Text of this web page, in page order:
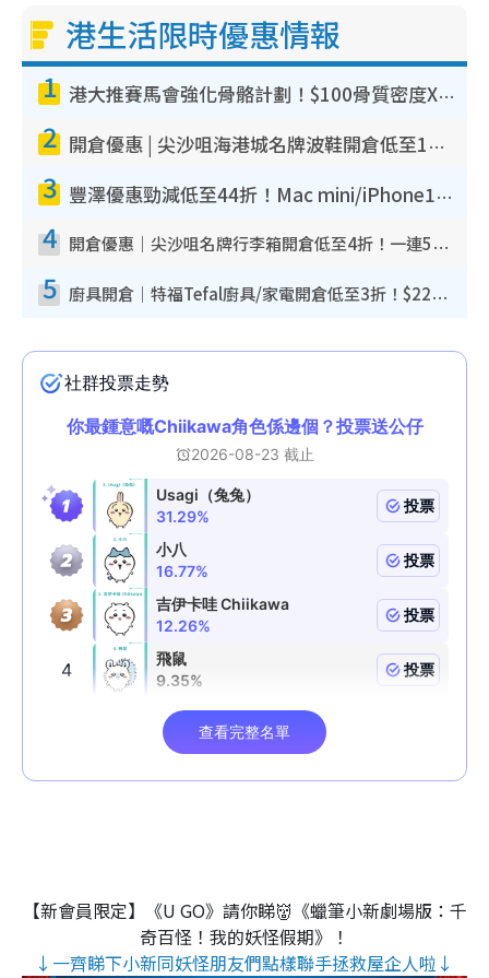
港生活限時優惠情報
1 港大推賽馬會強化骨骼計劃！$100骨質密度X光檢查 完成免費運動訓練送超市禮券！附參加資格
2 開倉優惠 | 尖沙咀海港城名牌波鞋開倉低至1折！On鞋$899起／Joy&Peace鞋履$98起
3 豐澤優惠勁減低至44折！Mac mini/iPhone17Pro大減價！廚房家電$220起
4 開倉優惠｜尖沙咀名牌行李箱開倉低至4折！一連5日 American Tourister/ace./Hallmark $200起！
5 廚具開倉｜特福Tefal廚具/家電開倉低至3折！$220起買平底鍋/炒鑊/湯煲！電飯煲/吸塵機/燙斗$418起
【新會員限定】《U GO》請你睇👹《蠟筆小新劇場版：千
奇百怪！我的妖怪假期》！
↓一齊睇下小新同妖怪朋友們點樣聯手拯救屋企人啦↓